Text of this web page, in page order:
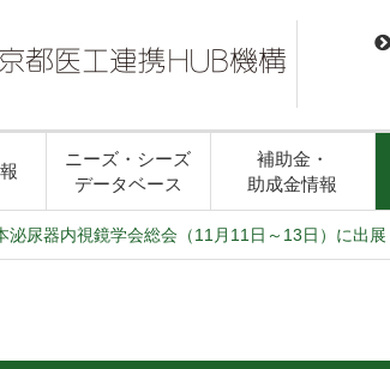
ニーズ・シーズ
データベース
補助金・
助成金情報
泌尿器内視鏡学会総会（11月11日～13日）に出展